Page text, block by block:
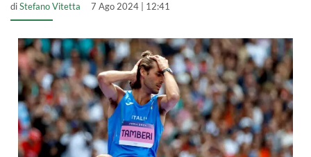
diStefano Vitetta 7 Ago 2024 | 12:41